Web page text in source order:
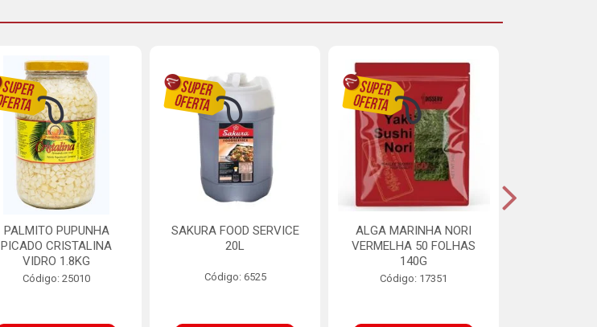
PALMITO PUPUNHA
PICADO CRISTALINA
VIDRO 1.8KG
Código: 25010
SAKURA FOOD SERVICE
20L
Código: 6525
ALGA MARINHA NORI
VERMELHA 50 FOLHAS
140G
Código: 17351